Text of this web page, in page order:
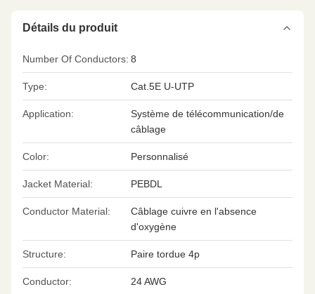
Détails du produit
Number Of Conductors: 8
Type: Cat.5E U-UTP
Application:
Système de télécommunication/de
câblage
Color: Personnalisé
Jacket Material: PEBDL
Conductor Material:
Câblage cuivre en l'absence
d'oxygène
Structure: Paire tordue 4p
Conductor: 24 AWG